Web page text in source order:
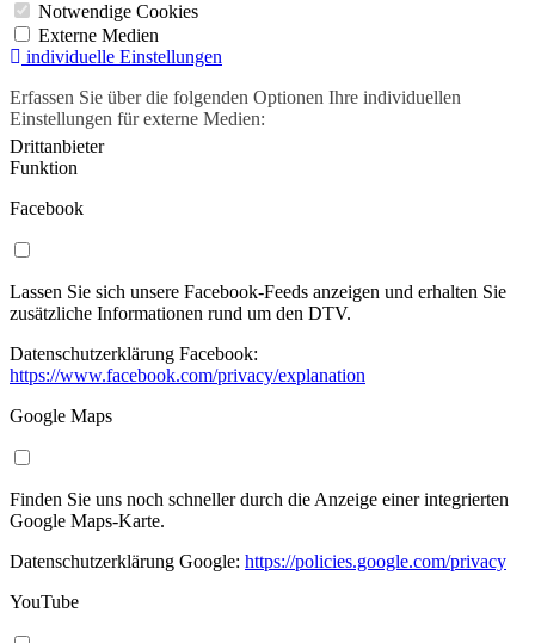
Notwendige Cookies
Externe Medien
individuelle Einstellungen
Erfassen Sie über die folgenden Optionen Ihre individuellen
Einstellungen für externe Medien:
Drittanbieter
Funktion
Facebook
Lassen Sie sich unsere Facebook-Feeds anzeigen und erhalten Sie
zusätzliche Informationen rund um den DTV.
Datenschutzerklärung Facebook:
https://www.facebook.com/privacy/explanation
Google Maps
Finden Sie uns noch schneller durch die Anzeige einer integrierten
Google Maps-Karte.
Datenschutzerklärung Google: https://policies.google.com/privacy
YouTube